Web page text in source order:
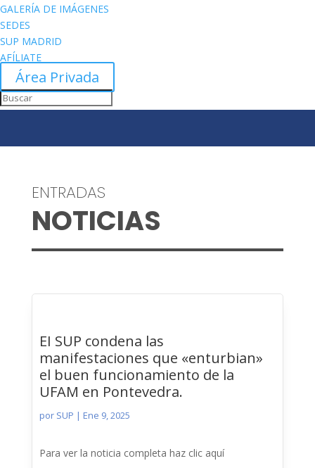
GALERÍA DE IMÁGENES
SEDES
SUP MADRID
AFÍLIATE
Área Privada
ENTRADAS
NOTICIAS
EI SUP condena las
manifestaciones que «enturbian»
el buen funcionamiento de la
UFAM en Pontevedra.
por SUP | Ene 9, 2025
Para ver la noticia completa haz clic aquí